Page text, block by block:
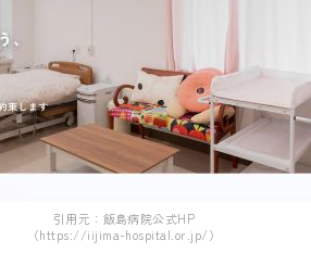
引用元：飯島病院公式HP
（https://iijima-hospital.or.jp/）